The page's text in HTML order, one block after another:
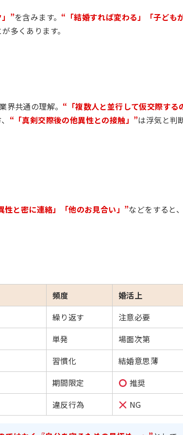
」”を含みます。 “「結婚すれば変わる」「子ども
多くあります。
界共通の理解。 “「複数人と並行して仮交際する
“「真剣交際後の他異性との接触」”は浮気と判
性と密に連絡」「他のお見合い」”などをすると、
頻度
婚活上
繰り返す
注意必要
単発
場面次第
習慣化
結婚意思薄
期間限定
推奨
違反行為 NG